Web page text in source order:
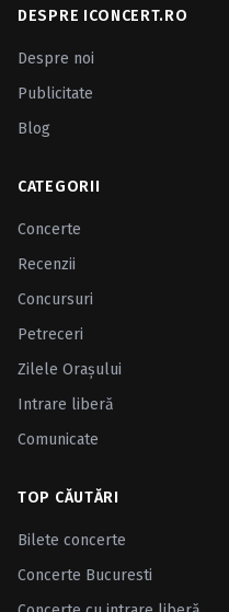
DESPRE ICONCERT.RO
Despre noi
Publicitate
Blog
CATEGORII
Concerte
Recenzii
Concursuri
Petreceri
Zilele Oraşului
Intrare liberă
Comunicate
TOP CĂUTĂRI
Bilete concerte
Concerte Bucuresti